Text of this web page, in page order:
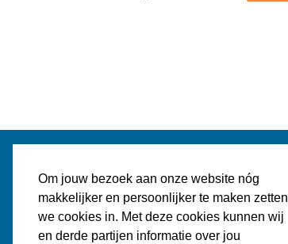
Om jouw bezoek aan onze website nóg
makkelijker en persoonlijker te maken zetten
we cookies in. Met deze cookies kunnen wij
en derde partijen informatie over jou
Gratis bedrijfspand plaatsen
Bedrijfspanden aanbod
Plaatsingsmogelijkheden